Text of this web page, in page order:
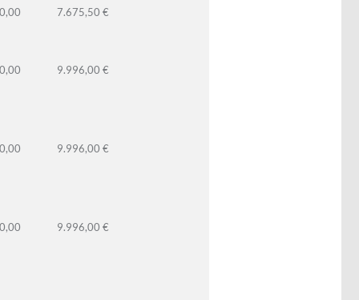
7.675,50 €
9.996,00 €
9.996,00 €
9.996,00 €